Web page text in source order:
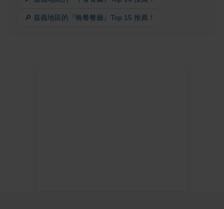
🔎 嘉義地區的『晚餐餐廳』Top 15 推薦！